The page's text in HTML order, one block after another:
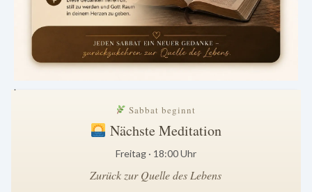
.
Sabbat beginnt
Nächste Meditation
Freitag · 18:00 Uhr
Zurück zur Quelle des Lebens